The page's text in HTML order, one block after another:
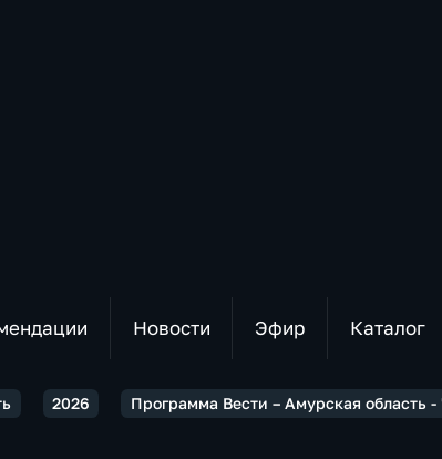
Новости Эфир Каталог
2026 Программа Вести – Амурская область